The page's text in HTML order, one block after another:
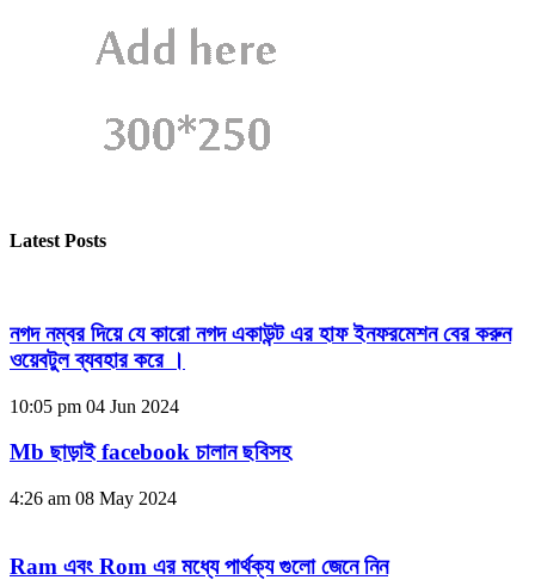
Latest Posts
নগদ নম্বর দিয়ে যে কারো নগদ একাউন্ট এর হাফ ইনফরমেশন বের করুন
ওয়েবটুল ব্যবহার করে ।
10:05 pm 04 Jun 2024
Mb ছাড়াই facebook চালান ছবিসহ
4:26 am 08 May 2024
Ram এবং Rom এর মধ্যে পার্থক্য গুলো জেনে নিন